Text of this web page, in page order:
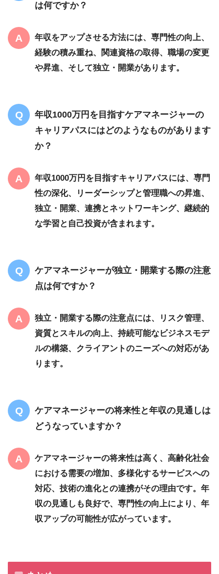
は何ですか？
年収をアップさせる方法には、専門性の向上、
経験の積み重ね、関連資格の取得、職場の変更
や昇進、そして独立・開業があります。
年収1000万円を目指すケアマネージャーの
キャリアパスにはどのようなものがあります
か？
年収1000万円を目指すキャリアパスには、専門
性の深化、リーダーシップと管理職への昇進、
独立・開業、連携とネットワーキング、継続的
な学習と自己投資が含まれます。
ケアマネージャーが独立・開業する際の注意
点は何ですか？
独立・開業する際の注意点には、リスク管理、
資質とスキルの向上、持続可能なビジネスモデ
ルの構築、クライアントのニーズへの対応があ
ります。
ケアマネージャーの将来性と年収の見通しは
どうなっていますか？
ケアマネージャーの将来性は高く、高齢化社会
における需要の増加、多様化するサービスへの
対応、技術の進化との連携がその理由です。年
収の見通しも良好で、専門性の向上により、年
収アップの可能性が広がっています。